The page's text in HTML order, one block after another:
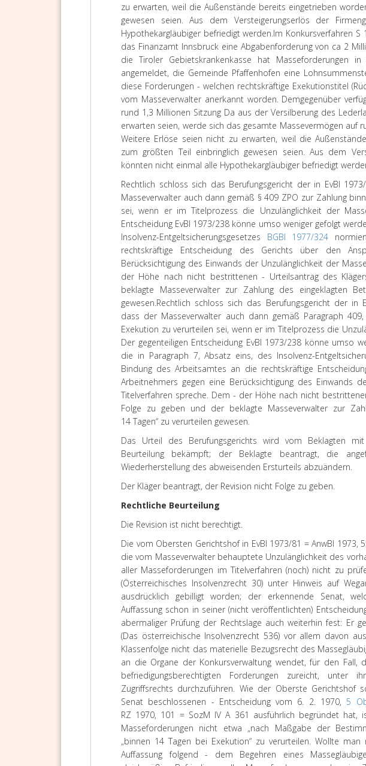
zu erwarten, weil die Außenstände bereits eingetrieben
gewesen seien. Aus dem Versteigerungserlös der
Hypothekargläubiger befriedigt werden.Im Konkursverfahren
das Finanzamt Innsbruck eine Abgabenforderung von ca 2
die Tiroler Gebietskrankenkasse hat Masseforderungen
angemeldet, die Gemeinde Pfaffenhofen eine
diese Forderungen - welchen rechtskräftige Exekutionstitel
vom Masseverwalter anerkannt worden. Demgegenüber
rund 1,3 Millionen Sitzung Da aus der Versilberung des
erwarten seien, werde sich das gesamte Massevermögen auf
Weitere Erlöse seien nicht zu erwarten, weil die
zum größten Teil einbringlich gewesen seien. Aus dem
könnten nicht einmal alle Hypothekargläubiger befriedigt
Rechtlich schloss sich das Berufungsgericht der in EvBl
Masseverwalter auch dann gemäß § 409 ZPO zur Zahlung
sei, wenn er im Titelprozess die Unzulänglichkeit der
Entscheidung EvBl 1973/238 könne umso weniger gefolgt
Insolvenz-Entgeltsicherungsgesetzes BGBl 1977/324
rechtskräftige Entscheidung des Gerichts über den
Berücksichtigung des Einwands der Unzulänglichkeit der
der Höhe nach nicht bestrittenen - Urteilsantrag des
beklagte Masseverwalter zur Zahlung des eingeklagten
gewesen.Rechtlich schloss sich das Berufungsgericht der in
dass der Masseverwalter auch dann gemäß Paragraph
Exekution zu verurteilen sei, wenn er im Titelprozess die
Der gegenteiligen Entscheidung EvBl 1973/238 könne umso
die in Paragraph 7, Absatz eins, des Insolvenz-
Bindung des Arbeitsamtes an die rechtskräftige
Arbeitnehmers gegen eine Berücksichtigung des Einwands
Titelverfahren spreche. Dem - der Höhe nach nicht
Folge zu geben und der beklagte Masseverwalter zur
14 Tagen“ zu verurteilen gewesen.
Das Urteil des Berufungsgerichts wird vom Beklagten
Beurteilung bekämpft; der Beklagte beantragt, die
Wiederherstellung des abweisenden Ersturteils abzuändern.
Der Kläger beantragt, der Revision nicht Folge zu geben.
Rechtliche Beurteilung
Die Revision ist nicht berechtigt.
Die vom Obersten Gerichtshof in EvBl 1973/81 = AnwBl 1973,
die vom Masseverwalter behauptete Unzulänglichkeit des
aller Masseforderungen im Titelverfahren (noch) nicht zu
(Österreichisches Insolvenzrecht 30) unter Hinweis auf
ausdrücklich gebilligt worden; der erkennende Senat,
Auffassung schon in seiner (nicht veröffentlichten)
abermaliger Prüfung der Rechtslage auch weiterhin fest: Er
(Das österreichische Insolvenzrecht 536) vor allem davon
Klassenfolge nicht das materielle Bezugsrecht des
an die Organe der Konkursverwaltung wendet, für den Fall,
befriedigungsberechtigten Forderungen zureicht, unter
Zugriffsrechts durchzuführen. Wie der Oberste Gerichtshof
Senat beschlossenen - Entscheidung vom 6. 2. 1970,5
RZ 1970, 101 = SozM IV A 361 ausführlich begründet hat,
Masseforderungen nicht etwa „nach Maßgabe der
„binnen 14 Tagen bei Exekution“ zu verurteilen. Wollte
Auffassung folgend - dem Begehren eines